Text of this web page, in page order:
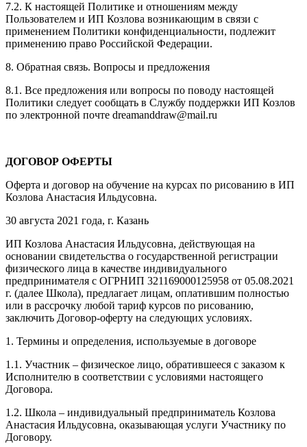
7.2. К настоящей Политике и отношениям между
Пользователем и ИП Козлова возникающим в связи с
применением Политики конфиденциальности, подлежит
применению право Российской Федерации.
8. Обратная связь. Вопросы и предложения
8.1. Все предложения или вопросы по поводу настоящей
Политики следует сообщать в Службу поддержки ИП Козлов
по электронной почте dreamanddraw@mail.ru
ДОГОВОР ОФЕРТЫ
Оферта и договор на обучение на курсах по рисованию в ИП
Козлова Анастасия Ильдусовна.
30 августа 2021 года, г. Казань
ИП Козлова Анастасия Ильдусовна, действующая на
основании свидетельства о государственной регистрации
физического лица в качестве индивидуального
предпринимателя с ОГРНИП 321169000125958 от 05.08.2021
г. (далее Школа), предлагает лицам, оплатившим полностью
или в рассрочку любой тариф курсов по рисованию,
заключить Договор-оферту на следующих условиях.
1. Термины и определения, используемые в договоре
1.1. Участник – физическое лицо, обратившееся с заказом к
Исполнителю в соответствии с условиями настоящего
Договора.
1.2. Школа – индивидуальный предприниматель Козлова
Анастасия Ильдусовна, оказывающая услуги Участнику по
Договору.